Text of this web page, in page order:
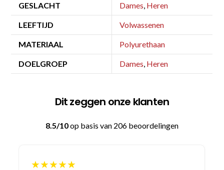
GESLACHT Dames, Heren
LEEFTIJD Volwassenen
MATERIAAL Polyurethaan
DOELGROEP Dames, Heren
Dit zeggen onze klanten
8.5/10op basis van 206 beoordelingen
★★★★★